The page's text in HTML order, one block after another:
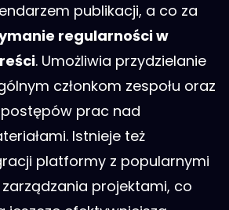
publikacji, a co za
regularności w
. Umożliwia przydzielanie
członkom zespołu oraz
prac nad
Istnieje też
platformy z popularnymi
projektami, co